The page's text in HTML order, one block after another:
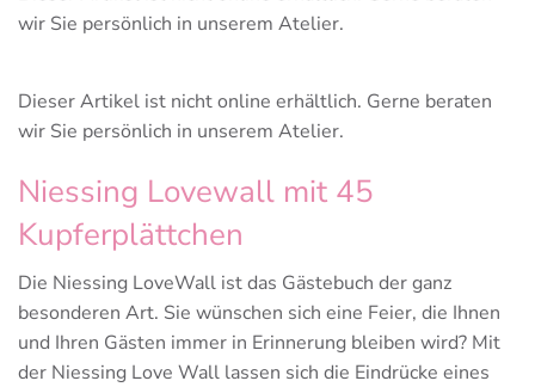
wir Sie persönlich in unserem Atelier.
Dieser Artikel ist nicht online erhältlich. Gerne beraten
wir Sie persönlich in unserem Atelier.
Niessing Lovewall mit 45
Kupferplättchen
Die Niessing LoveWall ist das Gästebuch der ganz
besonderen Art. Sie wünschen sich eine Feier, die Ihnen
und Ihren Gästen immer in Erinnerung bleiben wird? Mit
der Niessing Love Wall lassen sich die Eindrücke eines